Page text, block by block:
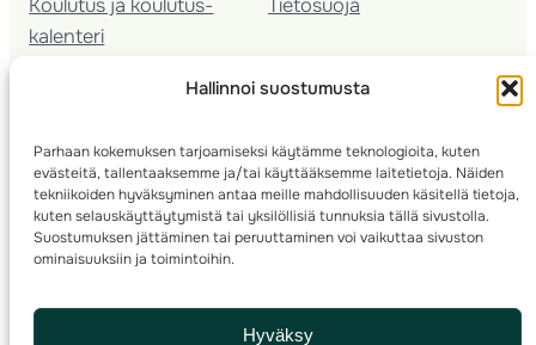
Hallinnoi suostumusta
Parhaan kokemuksen tarjoamiseksi käytämme teknologioita, kuten
evästeitä, tallentaaksemme ja/tai käyttääksemme laitetietoja. Näiden
tekniikoiden hyväksyminen antaa meille mahdollisuuden käsitellä tietoja,
kuten selauskäyttäytymistä tai yksilöllisiä tunnuksia tällä sivustolla.
Suostumuksen jättäminen tai peruuttaminen voi vaikuttaa sivuston
ominaisuuksiin ja toimintoihin.
Hyväksy
Koulutus ja koulutus­
kalenteri
Seura­kehittäminen
Kartoitus
Ratamestari
Tietosuoja
© 2025 ·Suomen Suunnistusliitto· Valimotie 10, 00380 Helsinki, Finland
info(a)suunnistusliitto.fi,Rastilipun asiat: rastilippu(a)suunnistusliitto.fi